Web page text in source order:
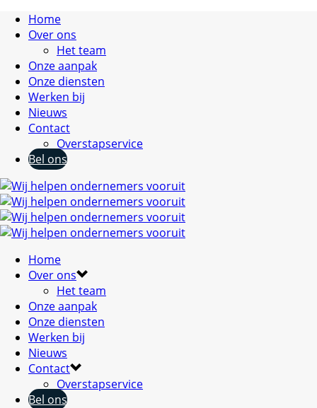
Home
Over ons
Het team
Onze aanpak
Onze diensten
Werken bij
Nieuws
Contact
Overstapservice
Bel ons
Home
Over ons
Het team
Onze aanpak
Onze diensten
Werken bij
Nieuws
Contact
Overstapservice
Bel ons